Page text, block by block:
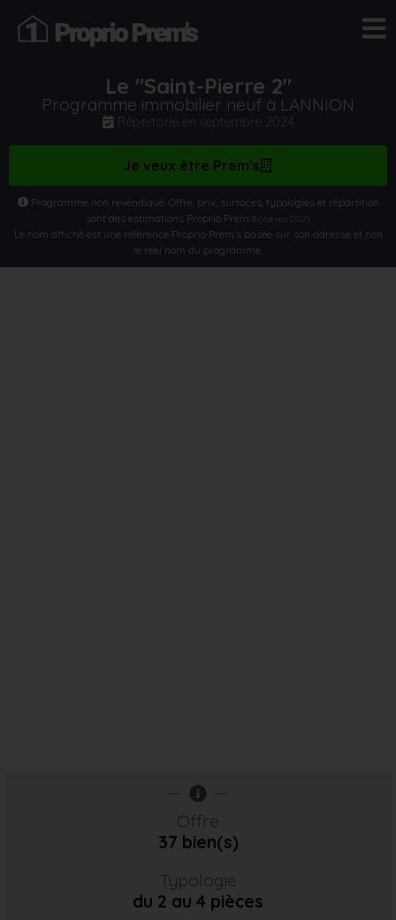
Le "Saint-Pierre 2"
Programme immobilier neuf à LANNION
Répertorié en septembre 2024
Je veux être Prem's
Programme non revendiqué. Offre, prix, surfaces, typologies et répartition
sont des estimations Proprio Prem’s(Voir nos CGU)
Le nom affiché est une référence Proprio Prem’s basée sur son adresse et non
le réel nom du programme.
Offre
37 bien(s)
Typologie
du 2 au 4 pièces